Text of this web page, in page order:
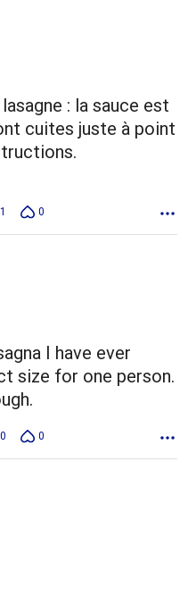
: la sauce est
cuites juste à point
1 0
I have ever
size for one person.
0 0